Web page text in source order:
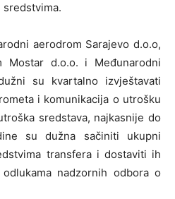
aerodrom Sarajevo d.o.o,
Mostar d.o.o. i Međunarodni
su kvartalno izvještavati
i komunikacija o utrošku
sredstava, najkasnije do
su dužna sačiniti ukupni
transfera i dostaviti ih
nadzornih odbora o